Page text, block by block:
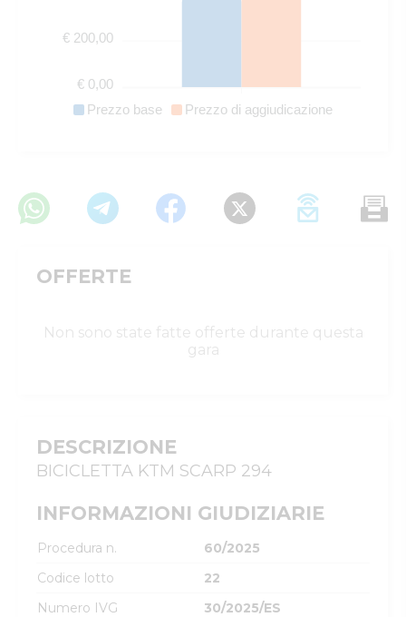
Prezzo base Prezzo di aggiudicazione
€ 200,00
€ 0,00
OFFERTE
Non sono state fatte offerte durante questa
gara
DESCRIZIONE
BICICLETTA KTM SCARP 294
INFORMAZIONI GIUDIZIARIE
Procedura n.
60/2025
Codice lotto
22
Numero IVG
30/2025/ES